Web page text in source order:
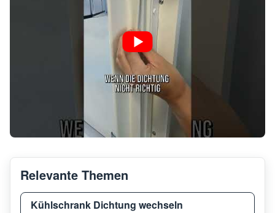
Relevante Themen
Kühlschrank Dichtung wechseln